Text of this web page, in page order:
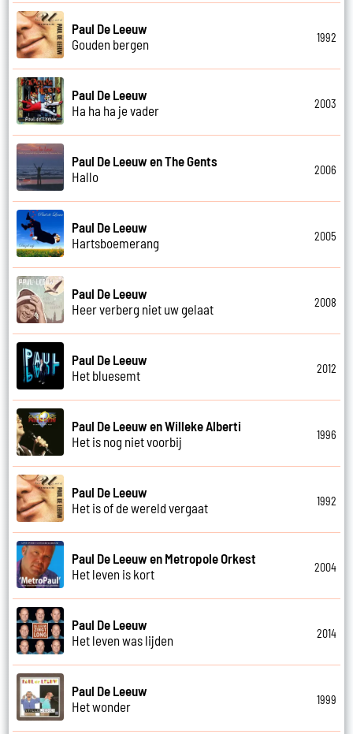
Paul De Leeuw
Gouden bergen
1992
Paul De Leeuw
Ha ha ha je vader
2003
Paul De Leeuw en The Gents
Hallo
2006
Paul De Leeuw
Hartsboemerang
2005
Paul De Leeuw
Heer verberg niet uw gelaat
2008
Paul De Leeuw
Het bluesemt
2012
Paul De Leeuw en Willeke Alberti
Het is nog niet voorbij
1996
Paul De Leeuw
Het is of de wereld vergaat
1992
Paul De Leeuw en Metropole Orkest
Het leven is kort
2004
Paul De Leeuw
Het leven was lijden
2014
Paul De Leeuw
Het wonder
1999